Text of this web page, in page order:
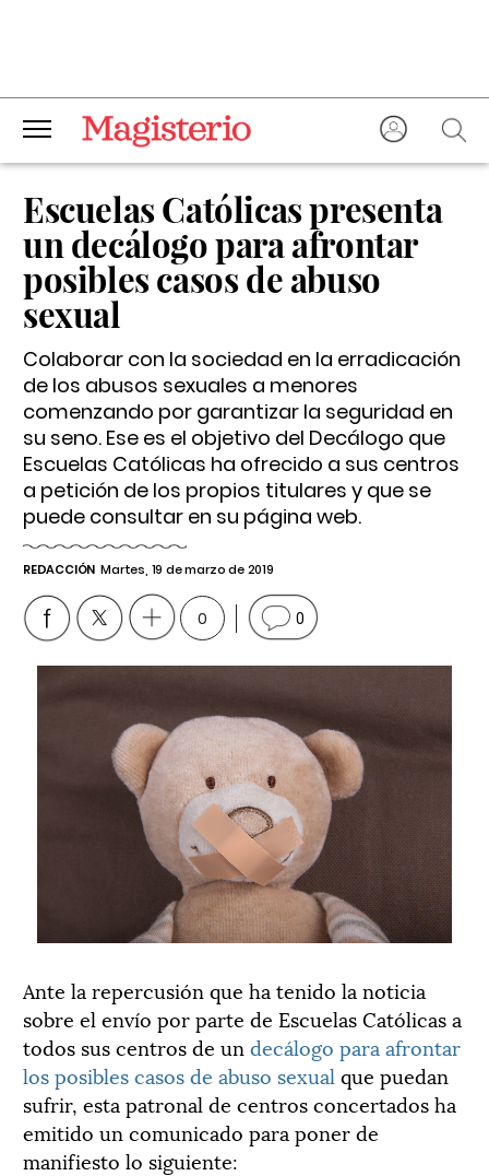
Escuelas Católicas presenta
un decálogo para afrontar
posibles casos de abuso
sexual
Colaborar con la sociedad en la erradicación
de los abusos sexuales a menores
comenzando por garantizar la seguridad en
su seno. Ese es el objetivo del Decálogo que
Escuelas Católicas ha ofrecido a sus centros
a petición de los propios titulares y que se
puede consultar en su página web.
REDACCIÓN Martes, 19 de marzo de 2019
0 0
Ante la repercusión que ha tenido la noticia
sobre el envío por parte de Escuelas Católicas a
todos sus centros de un decálogo para afrontar
los posibles casos de abuso sexual que puedan
sufrir, esta patronal de centros concertados ha
emitido un comunicado para poner de
manifiesto lo siguiente: